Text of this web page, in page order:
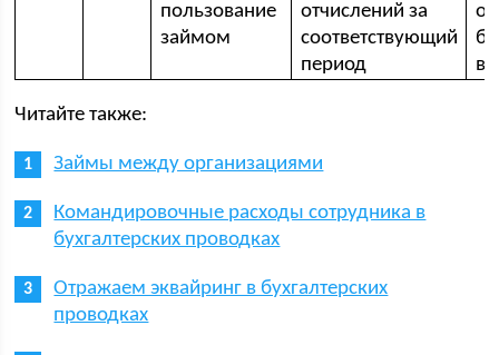
пользование
займом
отчислений за
соответствующий
период
Читайте также:
Займы между организациями
Командировочные расходы сотрудника в
бухгалтерских проводках
Отражаем эквайринг в бухгалтерских
проводках